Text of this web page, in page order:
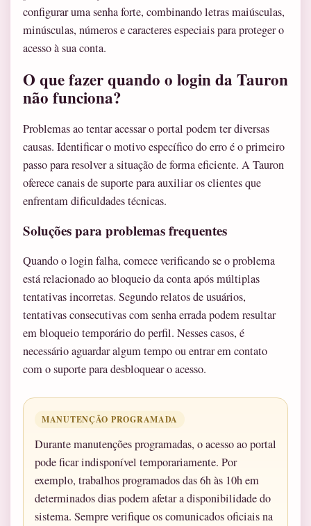
configurar uma senha forte, combinando letras maiúsculas,
minúsculas, números e caracteres especiais para proteger o
acesso à sua conta.
O que fazer quando o login da Tauron
não funciona?
Problemas ao tentar acessar o portal podem ter diversas
causas. Identificar o motivo específico do erro é o primeiro
passo para resolver a situação de forma eficiente. A Tauron
oferece canais de suporte para auxiliar os clientes que
enfrentam dificuldades técnicas.
Soluções para problemas frequentes
Quando o login falha, comece verificando se o problema
está relacionado ao bloqueio da conta após múltiplas
tentativas incorretas. Segundo relatos de usuários,
tentativas consecutivas com senha errada podem resultar
em bloqueio temporário do perfil. Nesses casos, é
necessário aguardar algum tempo ou entrar em contato
com o suporte para desbloquear o acesso.
MANUTENÇÃO PROGRAMADA
Durante manutenções programadas, o acesso ao portal
pode ficar indisponível temporariamente. Por
exemplo, trabalhos programados das 6h às 10h em
determinados dias podem afetar a disponibilidade do
sistema. Sempre verifique os comunicados oficiais na